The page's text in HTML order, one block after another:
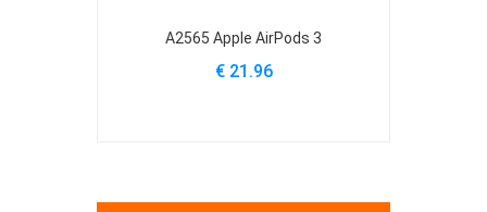
A2565 Apple AirPods 3
€ 21.96